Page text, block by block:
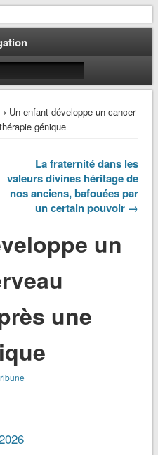
› Un enfant développe un cancer
génique
La fraternité dans les
valeurs divines héritage de
nos anciens, bafouées par
un certain pouvoir →
un
une